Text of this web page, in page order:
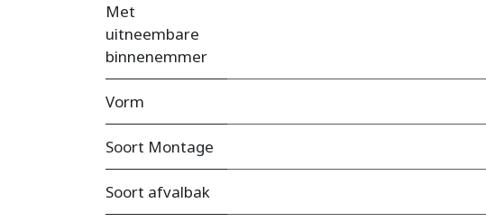
Met
uitneembare
binnenemmer
Vorm
Soort Montage
Soort afvalbak